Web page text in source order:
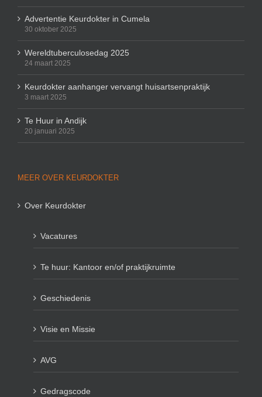
Advertentie Keurdokter in Cumela
30 oktober 2025
Wereldtuberculosedag 2025
24 maart 2025
Keurdokter aanhanger vervangt huisartsenpraktijk
3 maart 2025
Te Huur in Andijk
20 januari 2025
MEER OVER KEURDOKTER
Over Keurdokter
Vacatures
Te huur: Kantoor en/of praktijkruimte
Geschiedenis
Visie en Missie
AVG
Gedragscode